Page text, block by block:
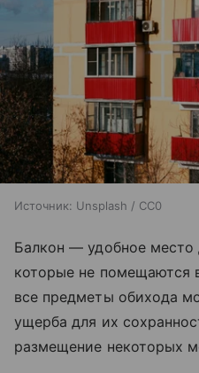
Источник: Unsplash / CC0
Балкон — удобное место
которые не помещаются
все предметы обихода
ущерба для их
размещение некоторых